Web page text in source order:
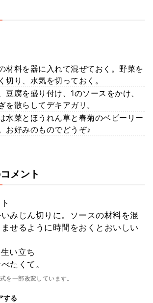
材料を器に入れて混ぜておく。野菜を
切り、水気を切っておく。
豆腐を盛り付け、1のソースをかけ、
を散らしてデキアガリ。
水菜とほうれん草と春菊のベビーリー
お好みのものでどうぞ♪
メント
みじん切りに。ソースの材料を混
せるように時間をおくとおいしい
い立ち
たくて。
を一部改変しています。
する